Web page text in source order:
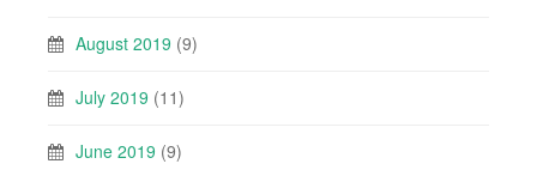
August 2019 (9)
July 2019 (11)
June 2019 (9)